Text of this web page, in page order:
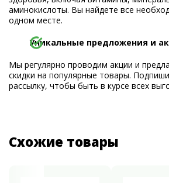
аминокислоты. Вы найдете все
одном месте.
Уникальные предложения и
Мы регулярно проводим акции и
скидки на популярные товары.
рассылку, чтобы быть в курсе всех
Схожие товары